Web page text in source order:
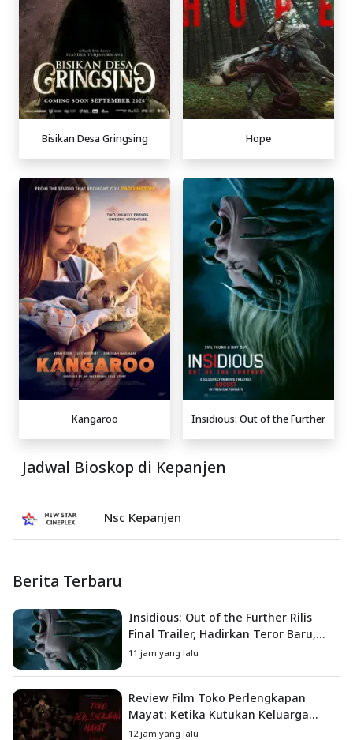
Bisikan Desa Gringsing Hope
Kangaroo Insidious: Out of the Further
Jadwal Bioskop di Kepanjen
Nsc Kepanjen
Berita Terbaru
Insidious: Out of the Further Rilis
Final Trailer, Hadirkan Teror Baru,
Iblis Kini Masuk ke Dunia Manusia
11 jam yang lalu
Review Film Toko Perlengkapan
Mayat: Ketika Kutukan Keluarga
Menjadi Sumber Teror yang
12 jam yang lalu